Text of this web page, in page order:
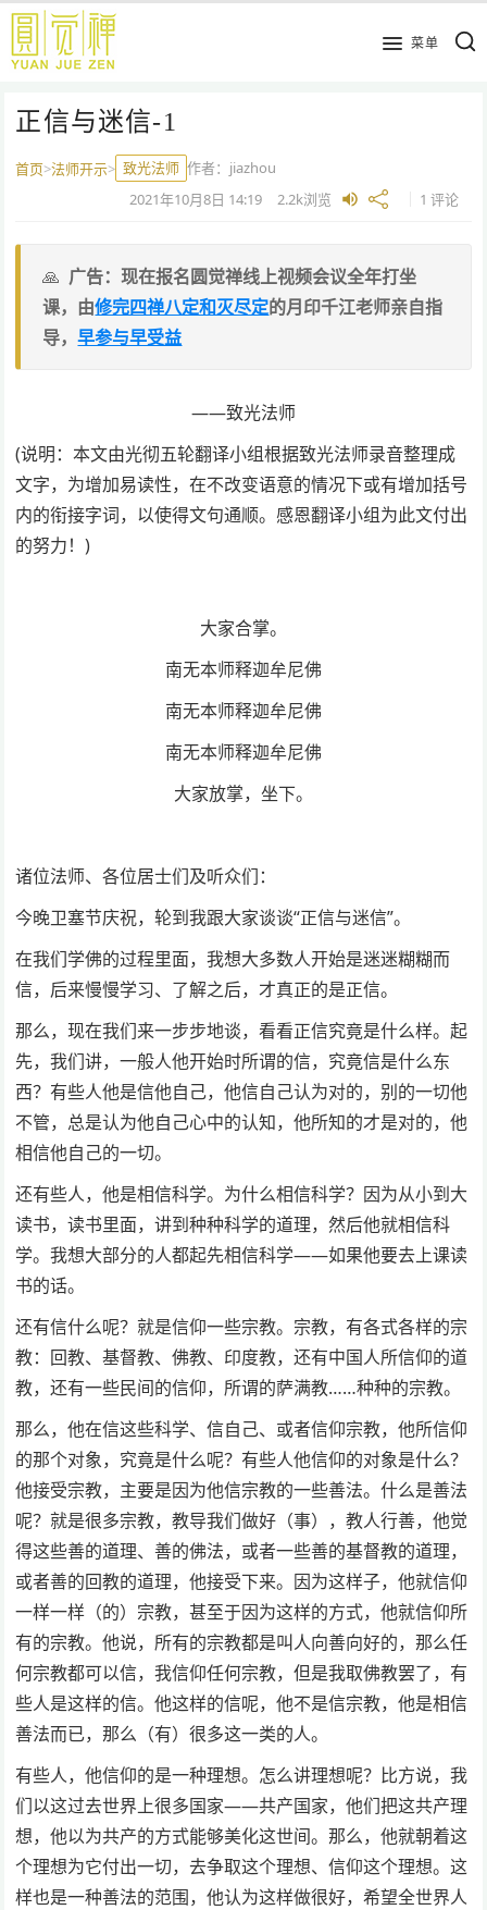
跳
主
菜单
正信与迷信-1
首页>法师开示> 致光法师 作者： jiazhou
2021年10月8日 14:19 2.2k浏览 1 评论
广告：现在报名圆觉禅线上视频会议全年打坐
课，由修完四禅八定和灭尽定的月印千江老师亲自指
导，早参与早受益
——致光法师
(说明：本文由光彻五轮翻译小组根据致光法师录音整理成
文字，为增加易读性，在不改变语意的情况下或有增加括号
内的衔接字词，以使得文句通顺。感恩翻译小组为此文付出
的努力！)
大家合掌。
南无本师释迦牟尼佛
南无本师释迦牟尼佛
南无本师释迦牟尼佛
大家放掌，坐下。
诸位法师、各位居士们及听众们：
今晚卫塞节庆祝，轮到我跟大家谈谈“正信与迷信”。
在我们学佛的过程里面，我想大多数人开始是迷迷糊糊而
信，后来慢慢学习、了解之后，才真正的是正信。
那么，现在我们来一步步地谈，看看正信究竟是什么样。起
先，我们讲，一般人他开始时所谓的信，究竟信是什么东
西？有些人他是信他自己，他信自己认为对的，别的一切他
不管，总是认为他自己心中的认知，他所知的才是对的，他
相信他自己的一切。
还有些人，他是相信科学。为什么相信科学？因为从小到大
读书，读书里面，讲到种种科学的道理，然后他就相信科
学。我想大部分的人都起先相信科学——如果他要去上课读
书的话。
还有信什么呢？就是信仰一些宗教。宗教，有各式各样的宗
教：回教、基督教、佛教、印度教，还有中国人所信仰的道
教，还有一些民间的信仰，所谓的萨满教……种种的宗教。
那么，他在信这些科学、信自己、或者信仰宗教，他所信仰
的那个对象，究竟是什么呢？有些人他信仰的对象是什么？
他接受宗教，主要是因为他信宗教的一些善法。什么是善法
呢？就是很多宗教，教导我们做好（事），教人行善，他觉
得这些善的道理、善的佛法，或者一些善的基督教的道理，
或者善的回教的道理，他接受下来。因为这样子，他就信仰
一样一样（的）宗教，甚至于因为这样的方式，他就信仰所
有的宗教。他说，所有的宗教都是叫人向善向好的，那么任
何宗教都可以信，我信仰任何宗教，但是我取佛教罢了，有
些人是这样的信。他这样的信呢，他不是信宗教，他是相信
善法而已，那么（有）很多这一类的人。
有些人，他信仰的是一种理想。怎么讲理想呢？比方说，我
们以这过去世界上很多国家——共产国家，他们把这共产理
想，他以为共产的方式能够美化这世间。那么，他就朝着这
个理想为它付出一切，去争取这个理想、信仰这个理想。这
样也是一种善法的范围，他认为这样做很好，希望全世界人